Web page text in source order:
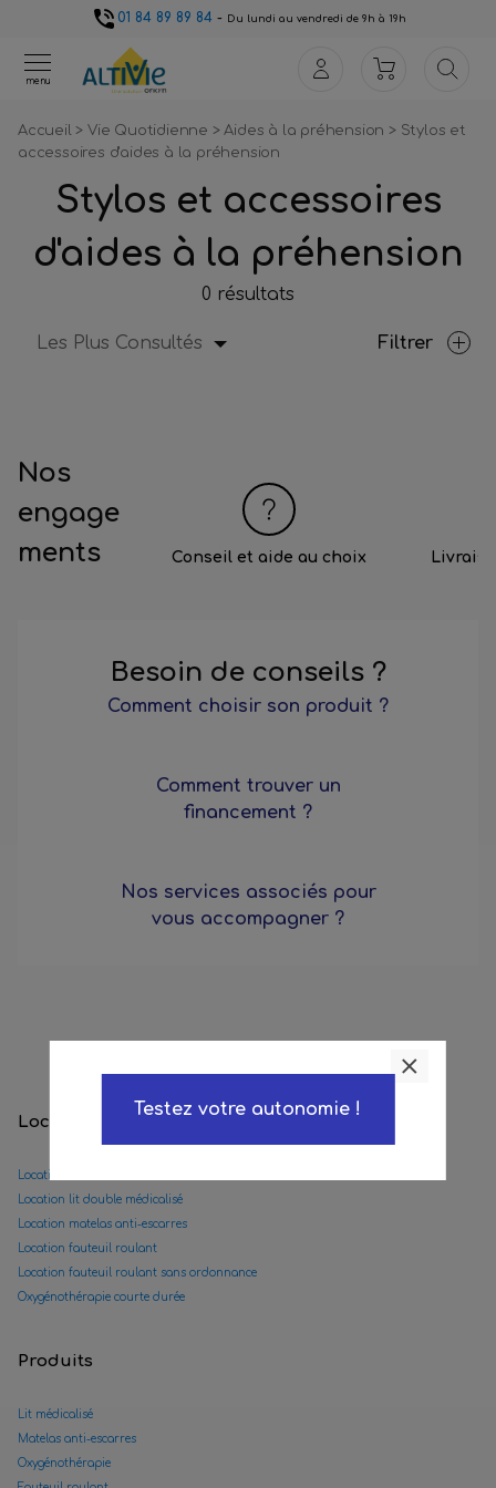
01 84 89 89 84- Du lundi au vendredi de 9h à 19h
menu
Accueil>Vie Quotidienne >Aides à la préhension> Stylos et
accessoires d'aides à la préhension
Stylos et accessoires
d'aides à la préhension
0 résultats
Les Plus Consultés Filtrer
Nos
engage
ments
Conseil et aide au choix
Besoin de conseils ?
Comment choisir son produit ?
Comment trouver un
financement ?
Nos services associés pour
vous accompagner ?
Locations
Location lit médicalisé
Location lit double médicalisé
Location matelas anti-escarres
Location fauteuil roulant
Location fauteuil roulant sans ordonnance
Oxygénothérapie courte durée
Produits
Lit médicalisé
Matelas anti-escarres
Oxygénothérapie
Testez votre autonomie !